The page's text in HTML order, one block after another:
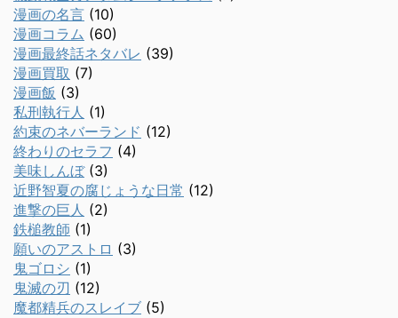
漫画の名言 (10)
漫画コラム (60)
漫画最終話ネタバレ (39)
漫画買取 (7)
漫画飯 (3)
私刑執行人 (1)
約束のネバーランド (12)
終わりのセラフ (4)
美味しんぼ(3)
近野智夏の腐じょうな日常 (12)
進撃の巨人 (2)
鉄槌教師 (1)
願いのアストロ (3)
鬼ゴロシ (1)
鬼滅の刃 (12)
魔都精兵のスレイブ (5)